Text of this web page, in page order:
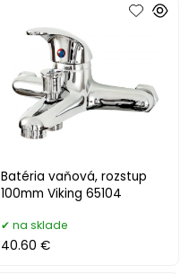
Batéria vaňová, rozstup
100mm Viking 65104
na sklade
40.60 €